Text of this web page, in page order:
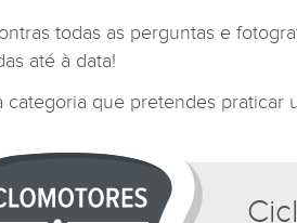
todas as perguntas e
até à data!
categoria que pretendes praticar